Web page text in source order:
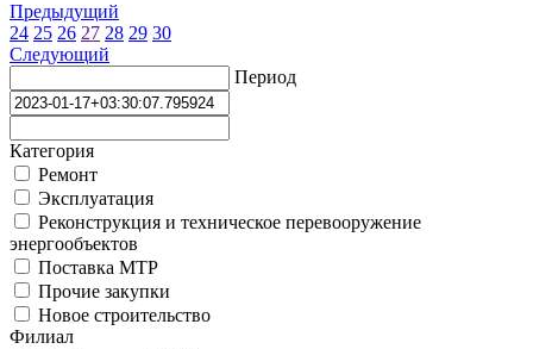
Предыдущий
24 25 26 27 28 29 30
Следующий
Период
Категория
Ремонт
Эксплуатация
Реконструкция и техническое перевооружение
энергообъектов
Поставка МТР
Прочие закупки
Новое строительство
Филиал